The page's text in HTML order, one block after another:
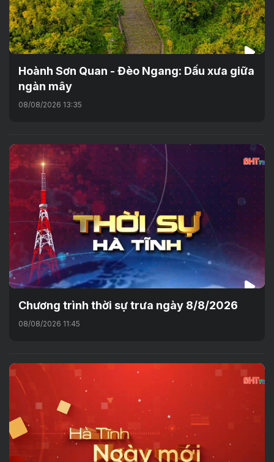
Hoành Sơn Quan - Đèo Ngang: Dấu xưa giữa
ngàn mây
08/08/2026 13:35
Chương trình thời sự trưa ngày 8/8/2026
08/08/2026 11:45